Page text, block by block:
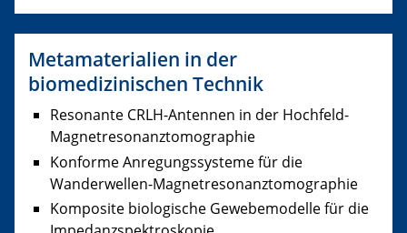
Metamaterialien in der
biomedizinischen Technik
Resonante CRLH-Antennen in der Hochfeld-
Magnetresonanztomographie
Konforme Anregungssysteme für die
Wanderwellen-Magnetresonanztomographie
Komposite biologische Gewebemodelle für die